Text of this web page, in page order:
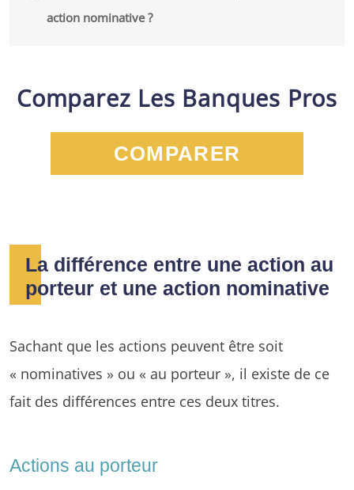
action nominative ?
Comparez Les Banques Pros
COMPARER
La différence entre une action au
porteur et une action nominative
Sachant que les actions peuvent être soit
« nominatives » ou « au porteur », il existe de ce
fait des différences entre ces deux titres.
Actions au porteur